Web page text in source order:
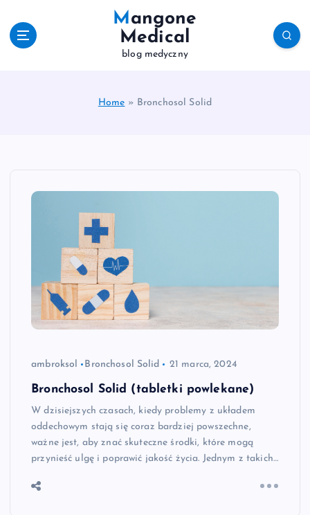
Mangone
Medical
blog medyczny
Home » Bronchosol Solid
ambroksol Bronchosol Solid 21 marca, 2024
Bronchosol Solid (tabletki powlekane)
W dzisiejszych czasach, kiedy problemy z układem
oddechowym stają się coraz bardziej powszechne,
ważne jest, aby znać skuteczne środki, które mogą
przynieść ulgę i poprawić jakość życia. Jednym z takich…